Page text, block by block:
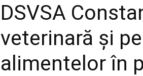
DSVSA
veterinară și
alimentelor în